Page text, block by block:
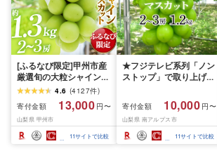
[ふるなび限定]甲州市産
厳選旬の大粒シャインマ
スカット 約1.3kg 2〜3
房[2026年発送]
(MG)B12-472 FN-
Limited-VO シャインマ
スカット フルーツ
4.6 (4127件)
寄付金額
13,000 円〜
山梨県 甲州市
11サイトで比較
★フジテレビ系列「ノン
ストップ」で取り上げら
先行予約]南アルプス市
産シャインマスカット
1.2kg以上(2〜3房)ふる
さと納税 おすすめ 山梨
県 南アルプス市 送料無
寄付金額 10,000 円〜
山梨県 南アルプス市
11サイトで比較